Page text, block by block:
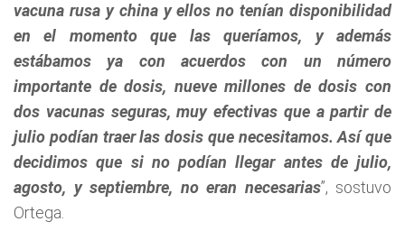
vacuna rusa y china y ellos no tenían disponibilidad
en el momento que las queríamos, y además
estábamos ya con acuerdos con un número
importante de dosis, nueve millones de dosis con
dos vacunas seguras, muy efectivas que a partir de
julio podían traer las dosis que necesitamos. Así que
decidimos que si no podían llegar antes de julio,
agosto, y septiembre, no eran necesarias”, sostuvo
Ortega.